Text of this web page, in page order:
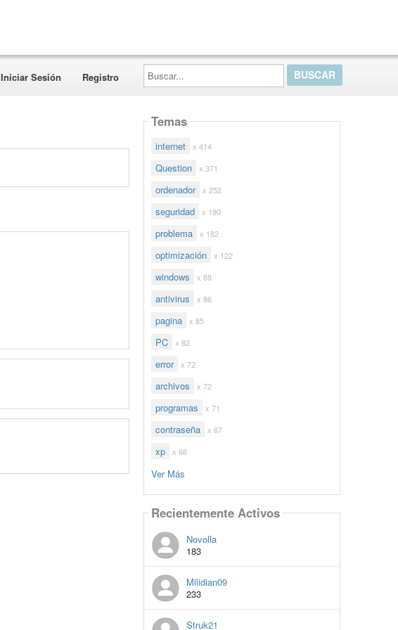
Iniciar Sesión Registro
Buscar...
Temas
internet x 414
Question x 371
ordenador x 252
seguridad x 190
problema x 182
optimización x 122
windows x 88
antivirus x 86
pagina x 85
PC x 82
error x 72
archivos x 72
programas x 71
contraseña x 67
xp x 66
Ver Más
Recientemente Activos
Novolla
183
Milidian09
233
Struk21